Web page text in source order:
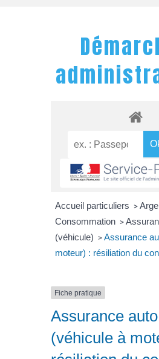
Accueil particuliers >
Consommation >
(véhicule) > Assurance
moteur) : résiliation du
Fiche pratique
Assurance auto
(véhicule à